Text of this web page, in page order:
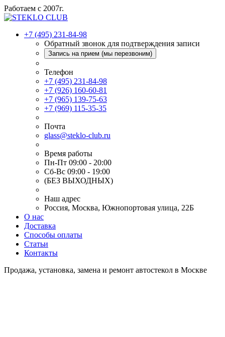
Работаем с 2007г.
+7 (495) 231-84-98
Обратный звонок для подтверждения записи
Запись на прием (мы перезвоним)
Телефон
+7 (495) 231-84-98
+7 (926) 160-60-81
+7 (965) 139-75-63
+7 (969) 115-35-35
Почта
glass@steklo-club.ru
Время работы
Пн-Пт 09:00 - 20:00
Сб-Вс 09:00 - 19:00
(БЕЗ ВЫХОДНЫХ)
Наш адрес
Россия, Москва, Южнопортовая улица, 22Б
О нас
Доставка
Способы оплаты
Статьи
Контакты
Продажа, установка, замена и ремонт автостекол в Москве